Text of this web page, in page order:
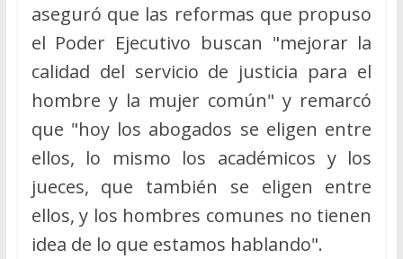
aseguró que las reformas que propuso
el Poder Ejecutivo buscan "mejorar la
calidad del servicio de justicia para el
hombre y la mujer común" y remarcó
que "hoy los abogados se eligen entre
ellos, lo mismo los académicos y los
jueces, que también se eligen entre
ellos, y los hombres comunes no tienen
idea de lo que estamos hablando".